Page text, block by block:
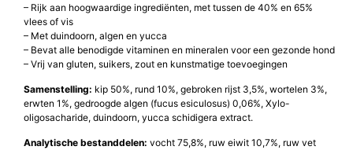
– Rijk aan hoogwaardige ingrediënten, met tussen de 40% en 65%
vlees of vis
– Met duindoorn, algen en yucca
– Bevat alle benodigde vitaminen en mineralen voor een gezonde hond
– Vrij van gluten, suikers, zout en kunstmatige toevoegingen
Samenstelling: kip 50%, rund 10%, gebroken rijst 3,5%, wortelen 3%,
erwten 1%, gedroogde algen (fucus esiculosus) 0,06%, Xylo-
oligosacharide, duin­doorn, yucca schidigera extract.
Analytische bestanddelen: vocht 75,8%, ruw eiwit 10,7%, ruw vet